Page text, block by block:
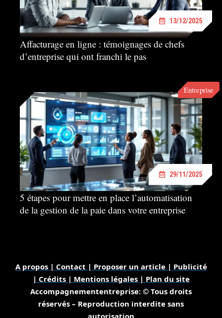
13/12/2025
Affacturage en ligne : témoignages de chefs
d’entreprise qui ont franchi le pas
Entreprise
29/11/2025
5 étapes pour mettre en place l’automatisation
de la gestion de la paie dans votre entreprise
A propos | Contact | Proposer un article | Publicité
| Crédits | Mentions légales | Plan du site
Accompagnemententreprise: © Tous droits
réservés – Reproduction interdite sans
autorisation